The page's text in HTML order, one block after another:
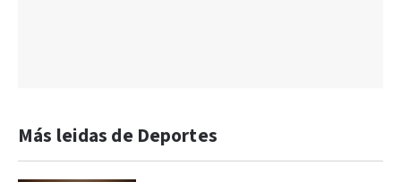
Más leidas de Deportes